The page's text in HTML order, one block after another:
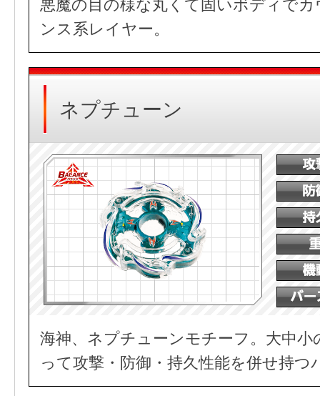
悪魔の目の様な丸くて固いボディで
ンス系レイヤー。
ネプチューン
海神、ネプチューンモチーフ。大中
って攻撃・防御・持久性能を併せ持